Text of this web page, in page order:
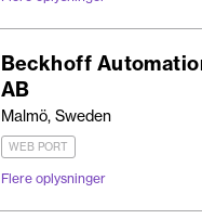
Beckhoff
AB
Malmö, Sweden
WEB PORT
Flere oplysninger